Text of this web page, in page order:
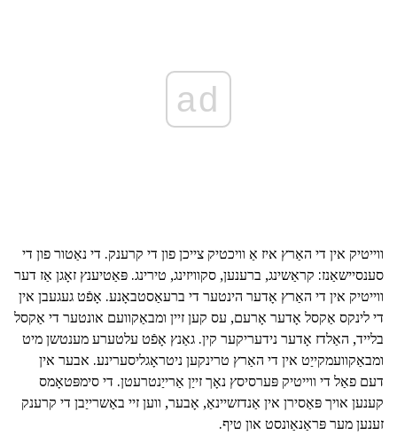
ad
ווייטיק אין די האַרץ איז אַ וויכטיק צייכן פון די קרענק. די נאַטור פון די
סענסיישאַנז: קראַשינג, ברענען, סקוויזינג, טירינג. פּאַטיענץ זאָגן אַז דער
ווייטיק אין די האַרץ אָדער הינטער די ברעאַסטבאָנע. אָפֿט געגעבן אין
די לינקס אַקסל אָדער אָרעם, עס קען זיין ומבאַקוועם אונטער די אַקסל
בלייד, האַלדז אָדער נידעריקער קין. גאַנץ אָפֿט עלטערע מענטשן מיט
ומבאַקוועמקייַט אין די האַרץ טרינקען ניטראָגליסערינע. אבער אין
דעם פאַל די ווייטיק פּערסיסץ נאָך זייַן אַרייַנטרעטן. די סימפּטאָמס
קענען אויך פּאַסירן אין אַנדזשיינאַ, אָבער, ווען זיי באַשרייַבן די קרענק
זענען מער פּראַנאַונסט און טיף.